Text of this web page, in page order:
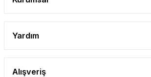
Yardım
Alışveriş